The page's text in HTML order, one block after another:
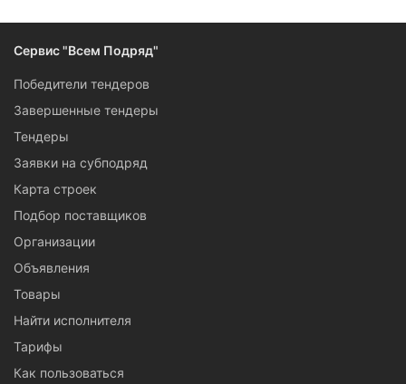
Сервис "Всем Подряд"
Победители тендеров
Завершенные тендеры
Тендеры
Заявки на субподряд
Карта строек
Подбор поставщиков
Организации
Объявления
Товары
Найти исполнителя
Тарифы
Как пользоваться